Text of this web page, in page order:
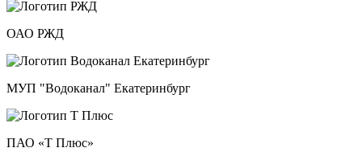
ОАО РЖД
МУП "Водоканал" Екатеринбург
ПАО «Т Плюс»